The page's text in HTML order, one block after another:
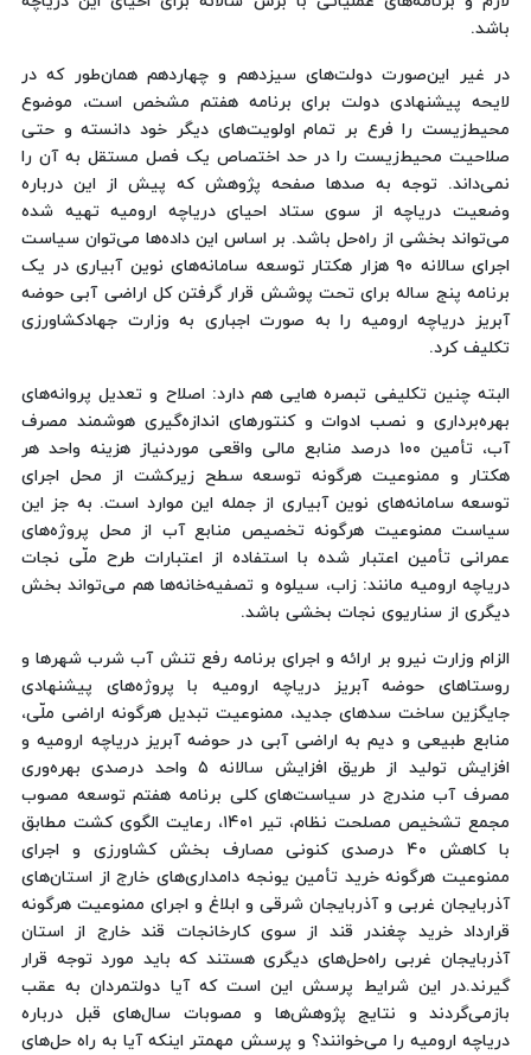
باشد.
در غیر این‌صورت دولت‌های سیزدهم و چهاردهم همان‌طور که در
لایحه پیشنهادی دولت برای برنامه هفتم مشخص است، موضوع
محیط‌زیست را فرع بر تمام اولویت‌های دیگر خود دانسته و حتی
صلاحیت محیط‌زیست را در حد اختصاص یک فصل مستقل به آن را
نمی‌داند. توجه به صدها صفحه پژوهش که پیش از این درباره
وضعیت دریاچه از سوی ستاد احیای دریاچه ارومیه تهیه شده
می‌تواند بخشی از راه‌حل باشد. بر اساس این داده‌ها می‌توان سیاست
اجرای سالانه ۹۰ هزار هکتار توسعه سامانه‌های نوین آبیاری در یک
برنامه پنج ساله برای تحت پوشش قرار گرفتن کل اراضی آبی حوضه
آبریز دریاچه ارومیه را به صورت اجباری به وزارت جهادکشاورزی
تکلیف کرد.
البته چنین تکلیفی تبصره هایی هم دارد: اصلاح و تعدیل پروانه‌های
بهره‌برداری و نصب ادوات و کنتورهای اندازه‌گیری هوشمند مصرف
آب، تأمین ۱۰۰ درصد منابع مالی واقعی موردنیاز هزینه واحد هر
هکتار و ممنوعیت هرگونه توسعه سطح زیرکشت از محل اجرای
توسعه سامانه‌های نوین آبیاری از جمله این موارد است. به جز این
سیاست ممنوعیت هرگونه تخصیص منابع آب از محل پروژه‌های
عمرانی تأمین اعتبار شده با استفاده از اعتبارات طرح ملّی نجات
دریاچه ارومیه مانند: زاب، سیلوه و تصفیه‌خانه‌ها هم می‌تواند بخش
دیگری از سناریوی نجات بخشی باشد.
الزام وزارت نیرو بر ارائه و اجرای برنامه رفع تنش آب شرب شهرها و
روستاهای حوضه آبریز دریاچه ارومیه با پروژه‌های پیشنهادی
جایگزین ساخت سدهای جدید، ممنوعیت تبدیل هرگونه اراضی ملّی،
منابع طبیعی و دیم به اراضی آبی در حوضه آبریز دریاچه ارومیه و
افزایش تولید از طریق افزایش سالانه ۵ واحد درصدی بهره‌وری
مصرف آب مندرج در سیاست‌های کلی برنامه هفتم توسعه مصوب
مجمع تشخیص مصلحت نظام، تیر ۱۴۰۱، رعایت الگوی کشت مطابق
با کاهش ۴۰ درصدی کنونی مصارف بخش کشاورزی و اجرای
ممنوعیت هرگونه خرید تأمین یونجه دامداری‌های خارج از استان‌های
آذربایجان غربی و آذربایجان شرقی و ابلاغ و اجرای ممنوعیت هرگونه
قرارداد خرید چغندر قند از سوی کارخانجات قند خارج از استان
آذربایجان غربی راه‌حل‌های دیگری هستند که باید مورد توجه قرار
گیرند.در این شرایط پرسش این است که آیا دولتمردان به عقب
بازمی‌گردند و نتایج پژوهش‌ها و مصوبات سال‌های قبل درباره
دریاچه ارومیه را می‌خوانند؟ و پرسش مهمتر اینکه آیا به راه حل‌های